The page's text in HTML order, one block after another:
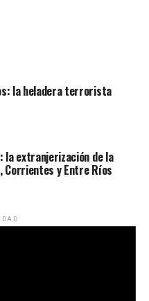
la heladera terrorista
la extranjerización de la
Corrientes y Entre Ríos